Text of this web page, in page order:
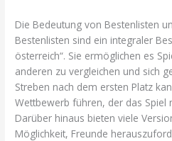
Die Bedeutung von Bestenlisten
Bestenlisten sind ein integraler
österreich“. Sie ermöglichen es
anderen zu vergleichen und sich
Streben nach dem ersten Platz
Wettbewerb führen, der das Spiel
Darüber hinaus bieten viele
Möglichkeit, Freunde